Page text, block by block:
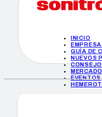
INICIO
GUÍA DE
NUEVOS
EVENTOS